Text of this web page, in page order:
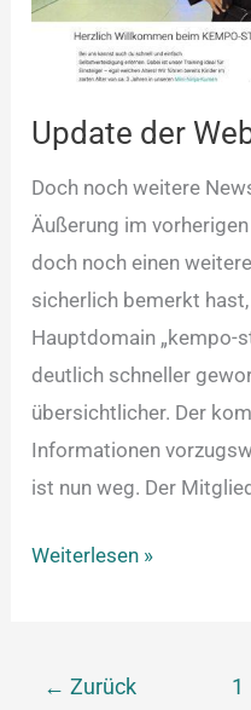
Update der
Doch noch weitere
Äußerung im
doch noch einen
sicherlich bemerkt
Hauptdomain „kempo-
deutlich schneller
übersichtlicher. Der
Informationen
ist nun weg. Der
Weiterlesen »
← Zurück 1